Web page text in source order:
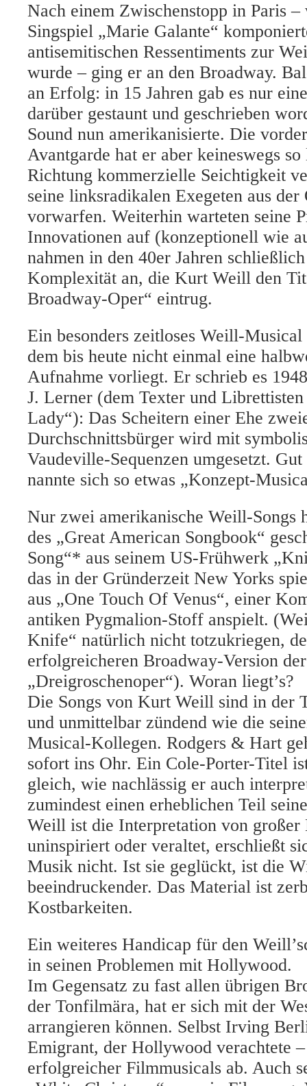
Nach einem Zwischenstopp in Paris
Singspiel „Marie Galante“
antisemitischen Ressentiments zur
wurde – ging er an den Broadway.
an Erfolg: in 15 Jahren gab es nur
darüber gestaunt und geschrieben
Sound nun amerikanisierte. Die
Avantgarde hat er aber keineswegs
Richtung kommerzielle Seichtigkeit
seine linksradikalen Exegeten aus der
vorwarfen. Weiterhin warteten seine
Innovationen auf (konzeptionell wie
nahmen in den 40er Jahren
Komplexität an, die Kurt Weill den
Broadway-Oper“ eintrug.
Ein besonders zeitloses Weill-
dem bis heute nicht einmal eine
Aufnahme vorliegt. Er schrieb es
J. Lerner (dem Texter und
Lady“): Das Scheitern einer Ehe
Durchschnittsbürger wird mit
Vaudeville-Sequenzen umgesetzt.
nannte sich so etwas „Konzept-
Nur zwei amerikanische Weill-Songs
des „Great American Songbook“
Song“* aus seinem US-Frühwerk
das in der Gründerzeit New Yorks
aus „One Touch Of Venus“, einer
antiken Pygmalion-Stoff anspielt.
Knife“ natürlich nicht totzukriegen,
erfolgreicheren Broadway-Version der
„Dreigroschenoper“). Woran liegt’s?
Die Songs von Kurt Weill sind in der
und unmittelbar zündend wie die
Musical-Kollegen. Rodgers & Hart
sofort ins Ohr. Ein Cole-Porter-Titel
gleich, wie nachlässig er auch
zumindest einen erheblichen Teil
Weill ist die Interpretation von großer
uninspiriert oder veraltet, erschließt
Musik nicht. Ist sie geglückt, ist die
beeindruckender. Das Material ist
Kostbarkeiten.
Ein weiteres Handicap für den
in seinen Problemen mit Hollywood.
Im Gegensatz zu fast allen übrigen
der Tonfilmära, hat er sich mit der
arrangieren können. Selbst Irving
Emigrant, der Hollywood verachtete
erfolgreicher Filmmusicals ab. Auch